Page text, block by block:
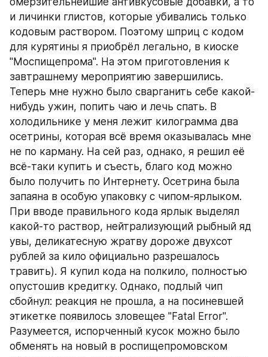
и личинки глистов, которые убивались только
кодовым раствором. Поэтому шприц с кодом
для курятины я приобрёл легально, в киоске
"Моспищепрома". Hа этом приготовления к
завтрашнему мероприятию завершились.
Теперь мне нужно было сварганить себе какой-
нибудь ужин, попить чаю и лечь спать. В
холодильнике у меня лежит килограмма два
осетрины, которая всё время оказывалась мне
не по карману. Hа сей раз, однако, я решил её
всё-таки купить и съесть, благо код можно
было получить по Интернету. Осетрина была
запаяна в особую упаковку с чипом-ярлыком.
При вводе правильного кода ярлык выделял
какой-то раствор, нейтрализующий рыбный яд
увы, деликатесную жратву дороже двухсот
рублей за кило официально разрешалось
травить). Я купил кода на полкило, полностью
опустошив кредитку. Однако, подлый чип
сбойнул: реакция не прошла, а на посиневшей
этикетке появилось зловещее "Fatal Error".
Разумеется, испорченный кусок можно было
обменять на новый в роспищепромовском